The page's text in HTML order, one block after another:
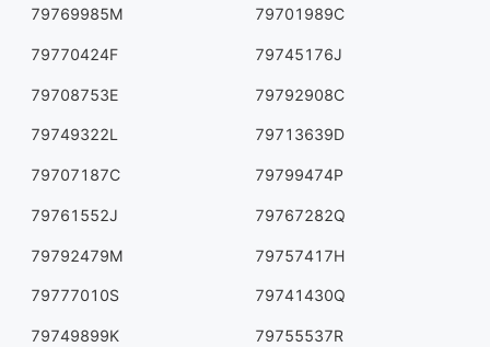
79769985M 79701989C
79770424F 79745176J
79708753E 79792908C
79749322L 79713639D
79707187C 79799474P
79761552J 79767282Q
79792479M 79757417H
79777010S 79741430Q
79749899K 79755537R